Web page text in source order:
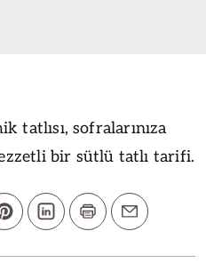
tatlısı, sofralarınıza
bir sütlü tatlı tarifi.